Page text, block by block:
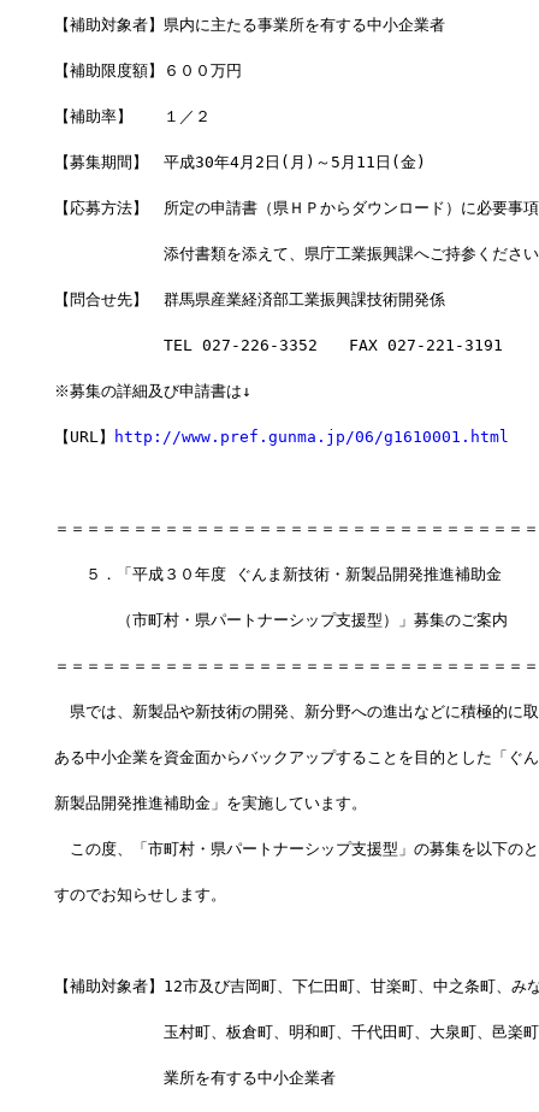
【補助対象者】県内に主たる事業所を有する中小企業者
【補助限度額】６００万円
【補助率】　　１／２
【募集期間】　平成30年4月2日(月)～5月11日(金)
【応募方法】　所定の申請書（県ＨＰからダウンロード）に必要事
添付書類を添えて、県庁工業振興課へご持参ください
【問合せ先】　群馬県産業経済部工業振興課技術開発係
TEL 027-226-3352　　FAX 027-221-3191
※募集の詳細及び申請書は↓
【URL】 http://www.pref.gunma.jp/06/g1610001.html
＝＝＝＝＝＝＝＝＝＝＝＝＝＝＝＝＝＝＝＝＝＝＝＝＝＝＝＝＝＝
５．「平成３０年度 ぐんま新技術・新製品開発推進補助金
（市町村・県パートナーシップ支援型）」募集のご案内
＝＝＝＝＝＝＝＝＝＝＝＝＝＝＝＝＝＝＝＝＝＝＝＝＝＝＝＝＝＝
県では、新製品や新技術の開発、新分野への進出などに積極的に
ある中小企業を資金面からバックアップすることを目的とした「ぐ
新製品開発推進補助金」を実施しています。
この度、「市町村・県パートナーシップ支援型」の募集を以下の
すのでお知らせします。
【補助対象者】12市及び吉岡町、下仁田町、甘楽町、中之条町、み
玉村町、板倉町、明和町、千代田町、大泉町、邑楽町
業所を有する中小企業者